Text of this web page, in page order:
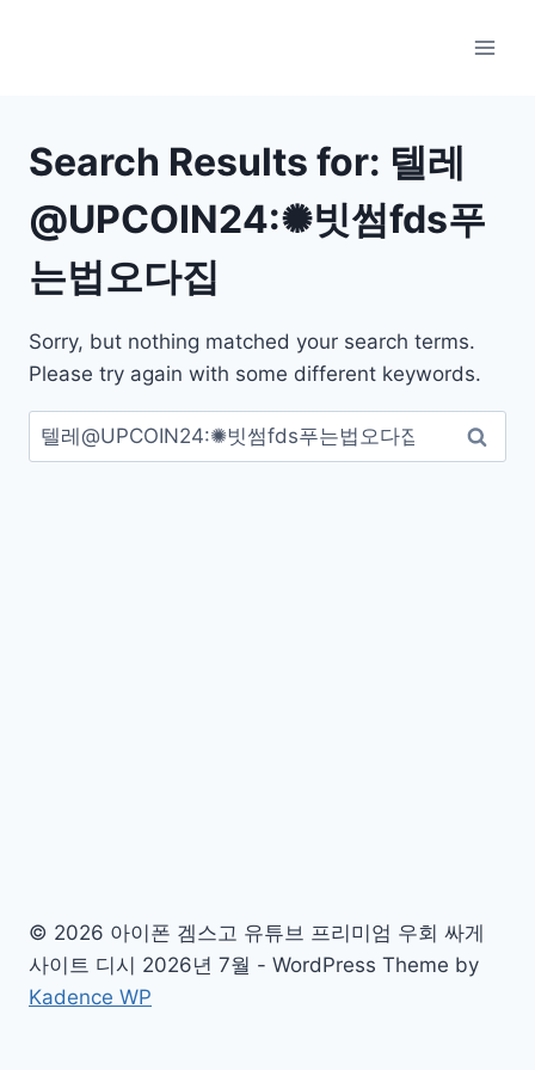
Search Results for: 텔레
@UPCOIN24:✺빗썸fds푸
는법오다집
Sorry, but nothing matched your search terms.
Please try again with some different keywords.
검
색:
© 2026 아이폰 겜스고 유튜브 프리미엄 우회 싸게
사이트 디시 2026년 7월 - WordPress Theme by
Kadence WP